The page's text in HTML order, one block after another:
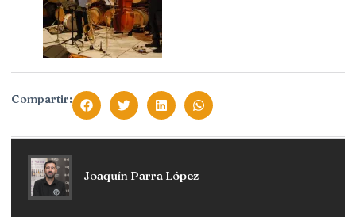
Compartir:
Joaquín Parra López